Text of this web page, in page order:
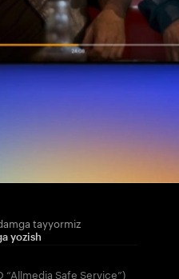
tayyormiz
yozish
“Allmedia Safe Service”)